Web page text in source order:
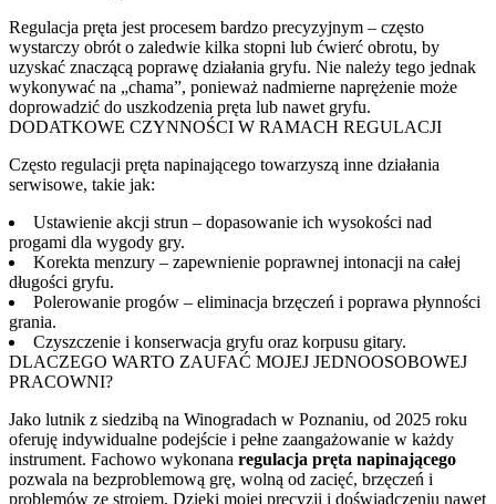
Regulacja pręta jest procesem bardzo precyzyjnym – często
wystarczy obrót o zaledwie kilka stopni lub ćwierć obrotu, by
uzyskać znaczącą poprawę działania gryfu. Nie należy tego jednak
wykonywać na „chama”, ponieważ nadmierne naprężenie może
doprowadzić do uszkodzenia pręta lub nawet gryfu.
DODATKOWE CZYNNOŚCI W RAMACH REGULACJI
Często regulacji pręta napinającego towarzyszą inne działania
serwisowe, takie jak:
Ustawienie akcji strun – dopasowanie ich wysokości nad
progami dla wygody gry.
Korekta menzury – zapewnienie poprawnej intonacji na całej
długości gryfu.
Polerowanie progów – eliminacja brzęczeń i poprawa płynności
grania.
Czyszczenie i konserwacja gryfu oraz korpusu gitary.
DLACZEGO WARTO ZAUFAĆ MOJEJ JEDNOOSOBOWEJ
PRACOWNI?
Jako lutnik z siedzibą na Winogradach w Poznaniu, od 2025 roku
oferuję indywidualne podejście i pełne zaangażowanie w każdy
instrument. Fachowo wykonana regulacja pręta napinającego
pozwala na bezproblemową grę, wolną od zacięć, brzęczeń i
problemów ze strojem. Dzięki mojej precyzji i doświadczeniu nawet